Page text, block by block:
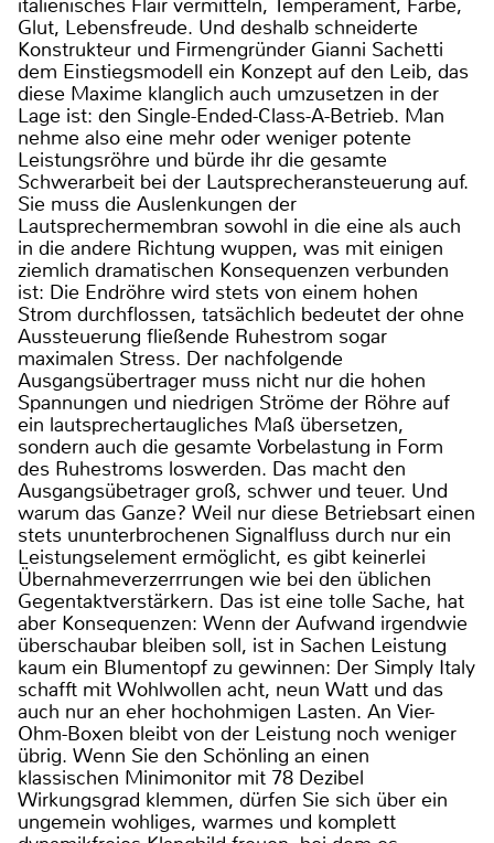
Glut, Lebensfreude. Und deshalb schneiderte
Konstrukteur und Firmengründer Gianni Sachetti
dem Einstiegsmodell ein Konzept auf den Leib, das
diese Maxime klanglich auch umzusetzen in der
Lage ist: den Single-Ended-Class-A-Betrieb. Man
nehme also eine mehr oder weniger potente
Leistungsröhre und bürde ihr die gesamte
Schwerarbeit bei der Lautsprecheransteuerung auf.
Sie muss die Auslenkungen der
Lautsprechermembran sowohl in die eine als auch
in die andere Richtung wuppen, was mit einigen
ziemlich dramatischen Konsequenzen verbunden
ist: Die Endröhre wird stets von einem hohen
Strom durchflossen, tatsächlich bedeutet der ohne
Aussteuerung fließende Ruhestrom sogar
maximalen Stress. Der nachfolgende
Ausgangsübertrager muss nicht nur die hohen
Spannungen und niedrigen Ströme der Röhre auf
ein lautsprechertaugliches Maß übersetzen,
sondern auch die gesamte Vorbelastung in Form
des Ruhestroms loswerden. Das macht den
Ausgangsübetrager groß, schwer und teuer. Und
warum das Ganze? Weil nur diese Betriebsart einen
stets ununterbrochenen Signalfluss durch nur ein
Leistungselement ermöglicht, es gibt keinerlei
Übernahmeverzerrrungen wie bei den üblichen
Gegentaktverstärkern. Das ist eine tolle Sache, hat
aber Konsequenzen: Wenn der Aufwand irgendwie
überschaubar bleiben soll, ist in Sachen Leistung
kaum ein Blumentopf zu gewinnen: Der Simply Italy
schafft mit Wohlwollen acht, neun Watt und das
auch nur an eher hochohmigen Lasten. An Vier-
Ohm-Boxen bleibt von der Leistung noch weniger
übrig. Wenn Sie den Schönling an einen
klassischen Minimonitor mit 78 Dezibel
Wirkungsgrad klemmen, dürfen Sie sich über ein
ungemein wohliges, warmes und komplett